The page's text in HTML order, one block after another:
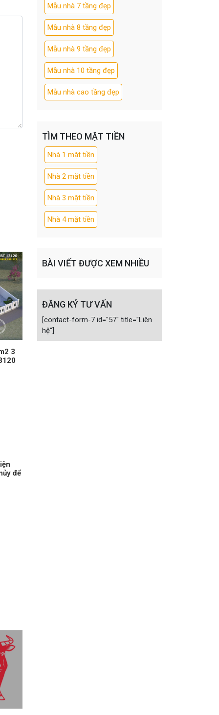
3
để
Mẫu nhà 7 tầng đẹp
Mẫu nhà 8 tầng đẹp
Mẫu nhà 9 tầng đẹp
Mẫu nhà 10 tầng đẹp
Mẫu nhà cao tầng đẹp
TÌM THEO MẶT TIỀN
Nhà 1 mặt tiền
Nhà 2 mặt tiền
Nhà 3 mặt tiền
Nhà 4 mặt tiền
BÀI VIẾT ĐƯỢC XEM NHIỀU
ĐĂNG KÝ TƯ VẤN
[contact-form-7 id="57" title="Liên
hệ"]